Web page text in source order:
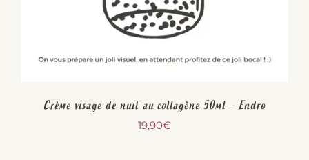
Crème visage de nuit au collagène 50ml – Endro
19,90€